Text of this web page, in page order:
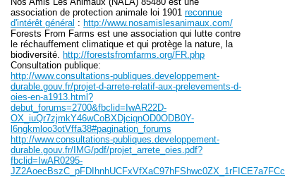
association de protection animale loi 1901 reconnue
d'intérêt général : http://www.nosamislesanimaux.com/
Forests From Farms est une association qui lutte contre
le réchauffement climatique et qui protège la nature, la
biodiversité. http://forestsfromfarms.org/FR.php
Consultation publique:
http://www.consultations-publiques.developpement-
durable.gouv.fr/projet-d-arrete-relatif-aux-prelevements-d-
oies-en-a1913.html?
debut_forums=2700&fbclid=IwAR22D-
OX_iuQr7zjmkY46wCoBXDjciqnOD0ODB0Y-
l6ngkmloo3otVffa38#pagination_forums
http://www.consultations-publiques.developpement-
durable.gouv.fr/IMG/pdf/projet_arrete_oies.pdf?
fbclid=IwAR0295-
JZ2AoecBszC_pFDIhnhUCFxVfXaC97hFShwc0ZX_1rFICE7a7FCc